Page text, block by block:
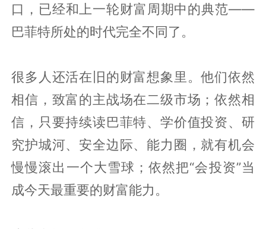
口，已经和上一轮财富周期中的典范——
巴菲特所处的时代完全不同了。
很多人还活在旧的财富想象里。他们依然
相信，致富的主战场在二级市场；依然相
信，只要持续读巴菲特、学价值投资、研
究护城河、安全边际、能力圈，就有机会
慢慢滚出一个大雪球；依然把“会投资”当
成今天最重要的财富能力。